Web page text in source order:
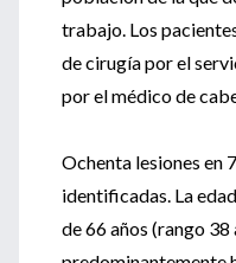
trabajo. Los
de cirugía por el
por el médico de
Ochenta lesiones en
identificadas. La
de 66 años (rango